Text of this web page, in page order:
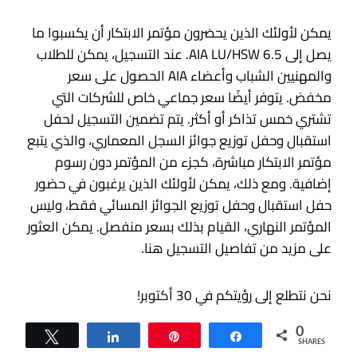
يمكن لأولئك الذين يحضرون مؤتمر الابتكار أن يكسبوا ما
يصل إلى 6.5 AIA LU/HSW. عند التسجيل، يمكن للطلاب
والمهنيين الشباب وأعضاء AIA الحصول على سعر
مخفض. يتوفر أيضًا سعر جماعي خاص للشركات التي
تشتري خمس تذاكر أو أكثر. يتم تضمين التسجيل لحفل
استقبال وحفل توزيع جوائز السجل المعماري، والذي يتبع
مؤتمر الابتكار مباشرة، كجزء من المؤتمر دون رسوم
إضافية. ومع ذلك، يمكن لأولئك الذين يرغبون في حضور
حفل استقبال وحفل توزيع الجوائز المسائي فقط، وليس
المؤتمر النهاري، القيام بذلك بسعر منفصل. يمكن العثور
على مزيد من تفاصيل التسجيل هنا.
نحن نتطلع إلى رؤيتكم في 30 أكتوبر!
Share 0
SHARES